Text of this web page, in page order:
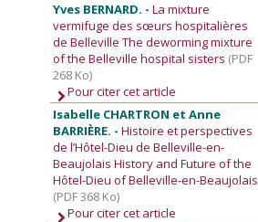
Yves BERNARD. -La mixture
vermifuge des sœurs hospitalières
de Belleville The deworming mixture
of the Belleville hospital sisters (PDF
268 Ko)
Pour citer cet article
Isabelle CHARTRON et Anne
BARRIÈRE. -Histoire et perspectives
de l’Hôtel-Dieu de Belleville-en-
Beaujolais History and Future of the
Hôtel-Dieu of Belleville-en-Beaujolais
(PDF 368 Ko)
Pour citer cet article